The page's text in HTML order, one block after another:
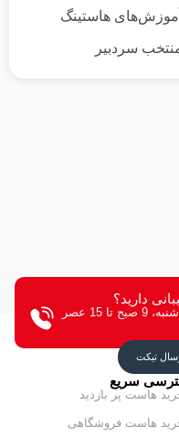
هاستینگ
پر بازدید
فروشگاهی